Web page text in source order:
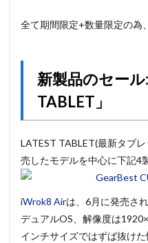
全て期間限定+数量限定の為
新製品のセール
TABLET」
LATEST TABLET(最新タブ
売したモデルを中心に下記4
iWrok8 Airは、6月に発売さ
デュアルOS、解像度は
インチサイズではずば抜け